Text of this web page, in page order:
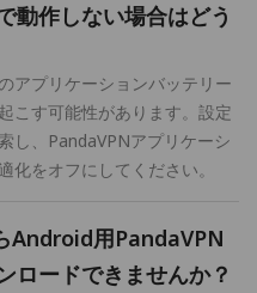
動作しない場合はどう
アプリケーションバッテリー
こす可能性があります。設定
し、PandaVPNアプリケーシ
化をオフにしてください。
Android用PandaVPN
ロードできませんか？